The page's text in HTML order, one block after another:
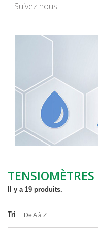
Suivez nous:
TENSIOMÈTRES
Il y a 19 produits.
Tri De A à Z